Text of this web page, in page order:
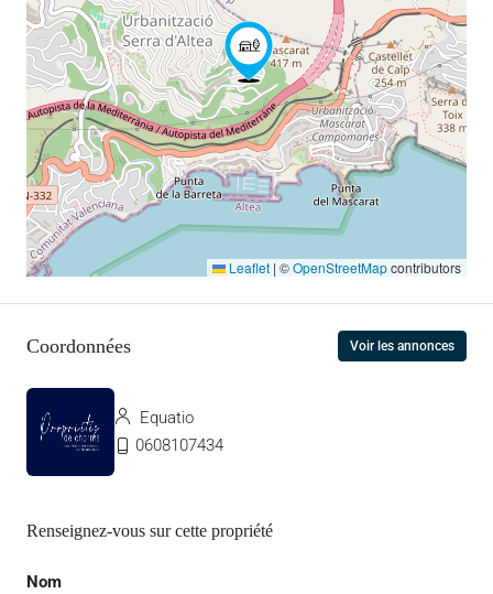
Leaflet | ©OpenStreetMapcontributors
Coordonnées Voir les annonces
Equatio
0608107434
Renseignez-vous sur cette propriété
Nom